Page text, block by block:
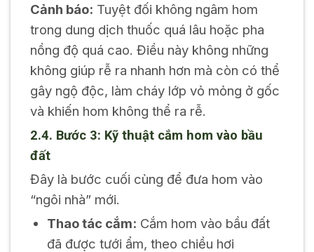
Cảnh báo: Tuyệt đối không ngâm hom
trong dung dịch thuốc quá lâu hoặc pha
nồng độ quá cao. Điều này không những
không giúp rễ ra nhanh hơn mà còn có thể
gây ngộ độc, làm cháy lớp vỏ mỏng ở gốc
và khiến hom không thể ra rễ.
2.4. Bước 3: Kỹ thuật cắm hom vào bầu
đất
Đây là bước cuối cùng để đưa hom vào
“ngôi nhà” mới.
Thao tác cắm: Cắm hom vào bầu đất
đã được tưới ẩm, theo chiều hơi